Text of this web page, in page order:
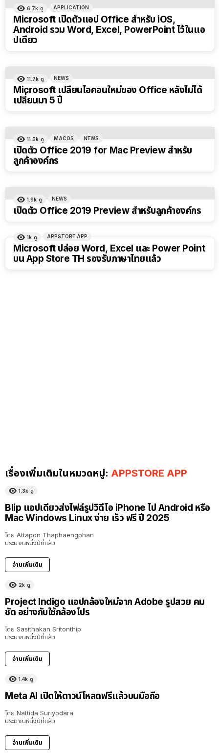
6.7k ดู APPLICATION
Microsoft เปิดตัวแอป Office สำหรับ iOS,
Android รวม Word, Excel, PowerPoint ไว้ในแอ
ปเดียว
11.7k ดู NEWS
Microsoft เปลี่ยนไอคอนใหม่ของ Office หลังไม่ได้
เปลี่ยนมา 5 ปี
11.5k ดู MACOS NEWS
เปิดตัว Office 2019 for Mac Preview สำหรับ
ลูกค้าองค์กร
1.9k ดู NEWS
เปิดตัว Office 2019 Preview สำหรับลูกค้าองค์กร
1k ดู APPSTORE APP
Microsoft ปล่อย Word, Excel และ Power Point
บน App Store TH รองรับภาษาไทยแล้ว
เรื่องเพิ่มเติมในหมวดหมู่: APPSTORE APP
1.3k ดู
Blip แอปเดียวส่งไฟล์รูปวิดีโอ iPhone ไป Android หรือ
Mac Windows Linux ง่าย เร็ว ฟรี ปี 2025
โดย Attapon Thaphaengphan
ประมาณหนึ่งปีที่แล้ว
อ่านเพิ่มเติม
2k ดู
Project Indigo แอปกล้องใหม่จาก Adobe รูปสวย คม
ชัด อย่างกับใช้กล้องโปร
โดย Sasithakan Sritonthip
ประมาณหนึ่งปีที่แล้ว
อ่านเพิ่มเติม
1.4k ดู
Meta AI เปิดให้ดาวน์โหลดฟรีแล้วบนมือถือ
โดย Nattida Suriyodara
ประมาณหนึ่งปีที่แล้ว
อ่านเพิ่มเติม